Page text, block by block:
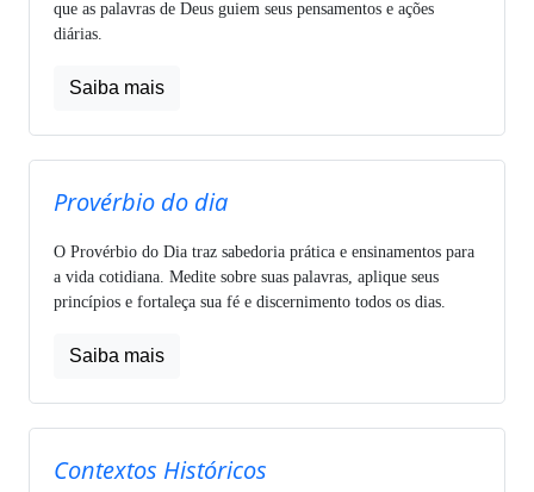
que as palavras de Deus guiem seus pensamentos e ações
diárias.
Saiba mais
Provérbio do dia
O Provérbio do Dia traz sabedoria prática e ensinamentos para
a vida cotidiana. Medite sobre suas palavras, aplique seus
princípios e fortaleça sua fé e discernimento todos os dias.
Saiba mais
Contextos Históricos